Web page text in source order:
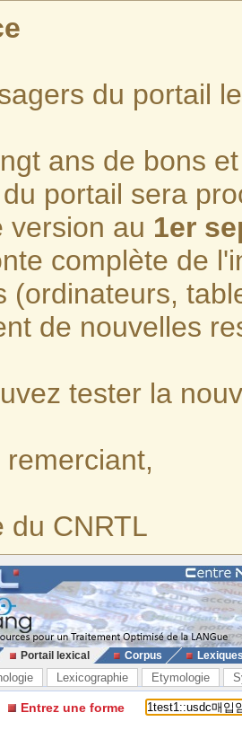
du portail
ans de bons
portail sera
version au 1er
complète de
(ordinateurs,
de nouvelles
tester la
remerciant,
du CNRTL
Portail lexical Corpus
Lexicographie Etymologie
Entrez une forme